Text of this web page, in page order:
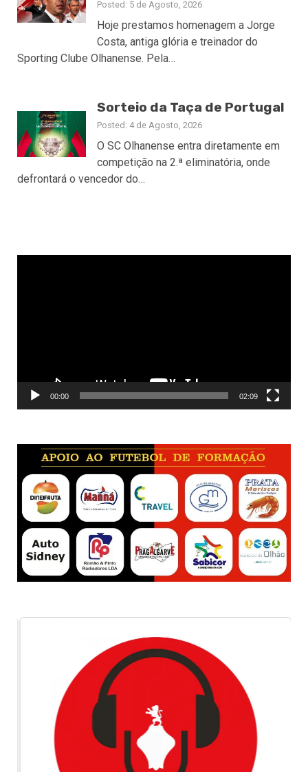
Posted: 5 de Agosto, 2026
Hoje prestamos homenagem a Jorge
Costa, antiga glória e treinador do
Sporting Clube Olhanense. Pela…
Sorteio da Taça de Portugal
Posted: 4 de Agosto, 2026
O SC Olhanense entra diretamente em
competição na 2.ª eliminatória, onde
defrontará o vencedor do…
00:00 02:09